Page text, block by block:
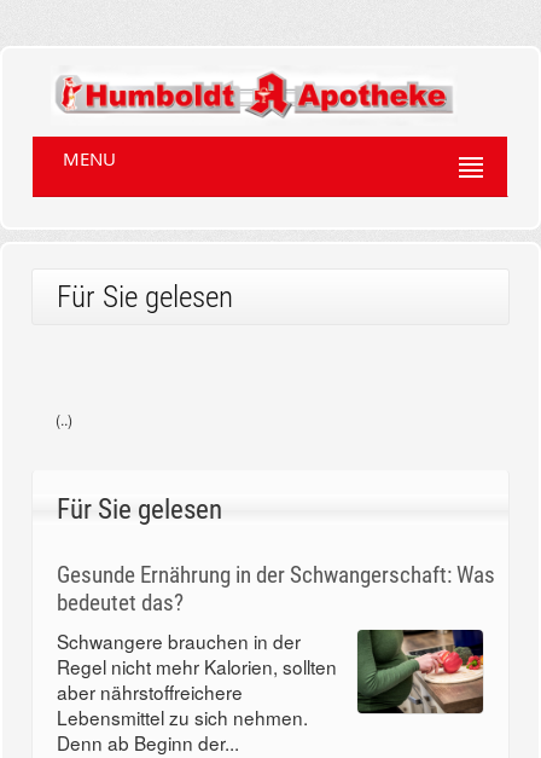
MENU
Für Sie gelesen
(..)
Für Sie gelesen
Gesunde Ernährung in der Schwangerschaft: Was
bedeutet das?
Schwangere brauchen in der
Regel nicht mehr Kalorien, sollten
aber nährstoffreichere
Lebensmittel zu sich nehmen.
Denn ab Beginn der...